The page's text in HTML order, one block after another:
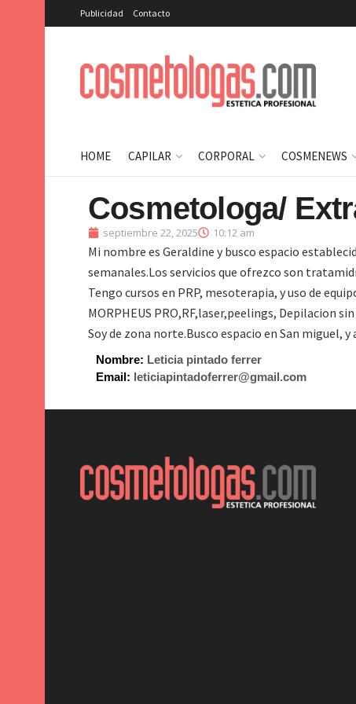
Publicidad Contacto
HOME CAPILAR CORPORAL COSMENEWS
Cosmetologa/
septiembre 22, 2025 10:12 am
Mi nombre es Geraldine y busco espacio
semanales.Los servicios que ofrezco son
Tengo cursos en PRP, mesoterapia, y uso de
MORPHEUS PRO,RF,laser,peelings, Depilacion
Soy de zona norte.Busco espacio en San miguel,
Nombre: Leticia pintado ferrer
Email: leticiapintadoferrer@gmail.com